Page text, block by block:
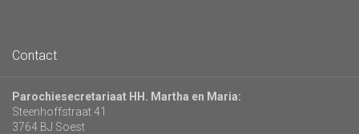
Contact
Parochiesecretariaat HH. Martha en Maria:
Steenhoffstraat 41
3764 BJ Soest